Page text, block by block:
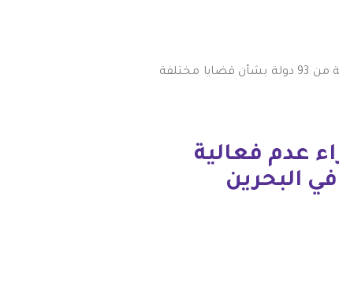
لال الاستعراض الدوري الشامل في 27 يناير 2025، تلقى العراق 263 توصية من 93 دولة بشأن قضايا مختلفة
عدم فعالية
البحرين